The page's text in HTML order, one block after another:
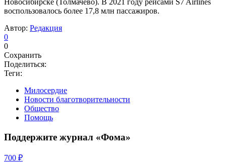
воспользовалось более 17,8 млн пассажиров.
Автор: Редакция
0
0
Сохранить
Поделиться:
Теги:
Милосердие
Новости благотворительности
Общество
Помощь
Поддержите журнал «Фома»
700 ₽